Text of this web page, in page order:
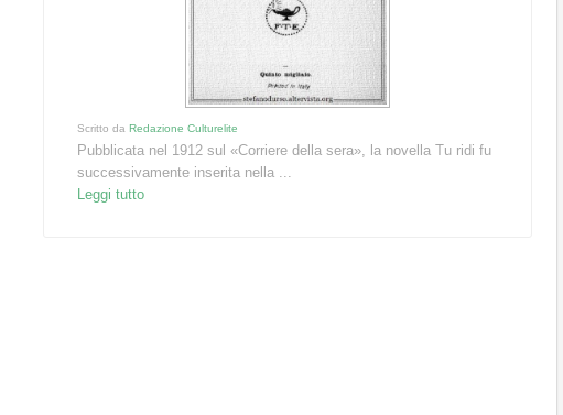
Scritto daRedazione Culturelite
Pubblicata nel 1912 sul «Corriere della sera», la novella Tu ridi fu
successivamente inserita nella ...
Leggi tutto